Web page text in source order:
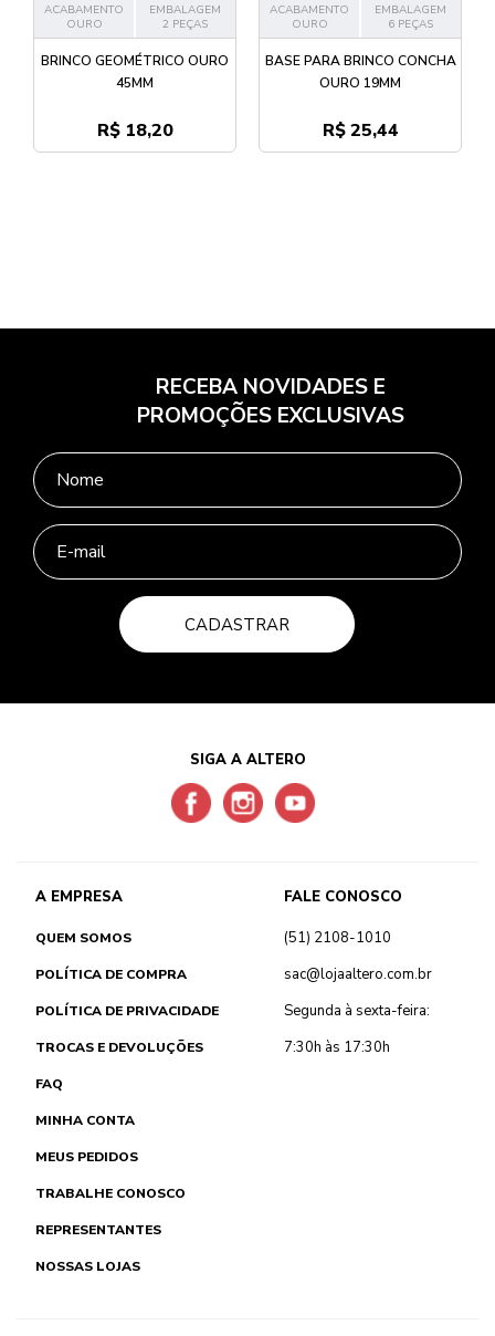
ACABAMENTO
OURO
EMBALAGEM
2 PEÇAS
BRINCO GEOMÉTRICO OURO
45MM
R$ 18,20
ACABAMENTO
OURO
EMBALAGEM
6 PEÇAS
BASE PARA BRINCO CONCHA
OURO 19MM
R$ 25,44
RECEBA NOVIDADES E
PROMOÇÕES EXCLUSIVAS
CADASTRAR
SIGA A ALTERO
A EMPRESA
QUEM SOMOS
POLÍTICA DE COMPRA
POLÍTICA DE PRIVACIDADE
TROCAS E DEVOLUÇÕES
FAQ
MINHA CONTA
MEUS PEDIDOS
TRABALHE CONOSCO
REPRESENTANTES
NOSSAS LOJAS
FALE CONOSCO
(51) 2108-1010
sac@lojaaltero.com.br
Segunda à sexta-feira:
7:30h às 17:30h